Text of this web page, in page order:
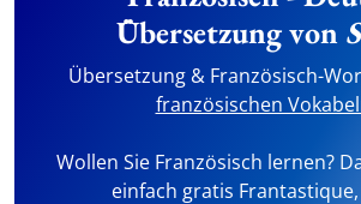
Übersetzung von
Übersetzung & Französisch-
französischen
Wollen Sie Französisch lernen?
einfach gratis